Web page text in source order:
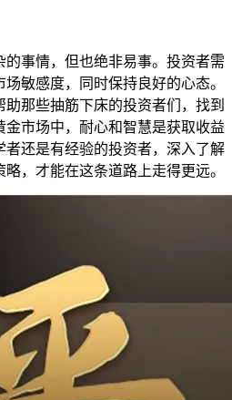
的事情，但也绝非易事。投资者需
敏感度，同时保持良好的心态。
那些抽筋下床的投资者们，找到
市场中，耐心和智慧是获取收益
者还是有经验的投资者，深入了解
，才能在这条道路上走得更远。